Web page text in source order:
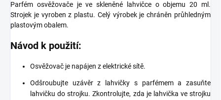
Parfém osvěžovače je ve skleněné lahvičce o objemu 20 ml.
Strojek je vyroben z plastu. Celý výrobek je chráněn průhledným
plastovým obalem.
Návod k použití:
Osvěžovač je napájen z elektrické sítě.
Odšroubujte uzávěr z lahvičky s parfémem a zasuňte
lahvičku do strojku. Zkontrolujte, zda je lahvička ve strojku